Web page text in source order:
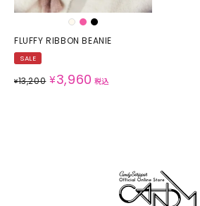
FLUFFY RIBBON BEANIE
SALE
¥13,200 ¥3,960 税込